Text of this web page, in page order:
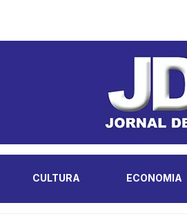
CULTURA ECONOMIA